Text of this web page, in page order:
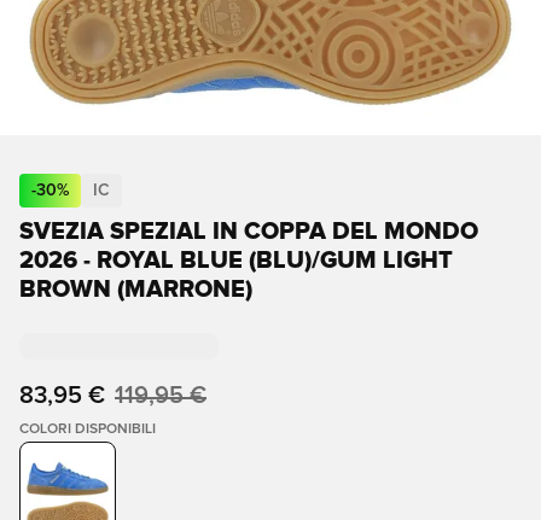
-30% IC
SVEZIA SPEZIAL IN COPPA DEL MONDO
2026 - ROYAL BLUE (BLU)/GUM LIGHT
BROWN (MARRONE)
83,95 € 119,95 €
COLORI DISPONIBILI